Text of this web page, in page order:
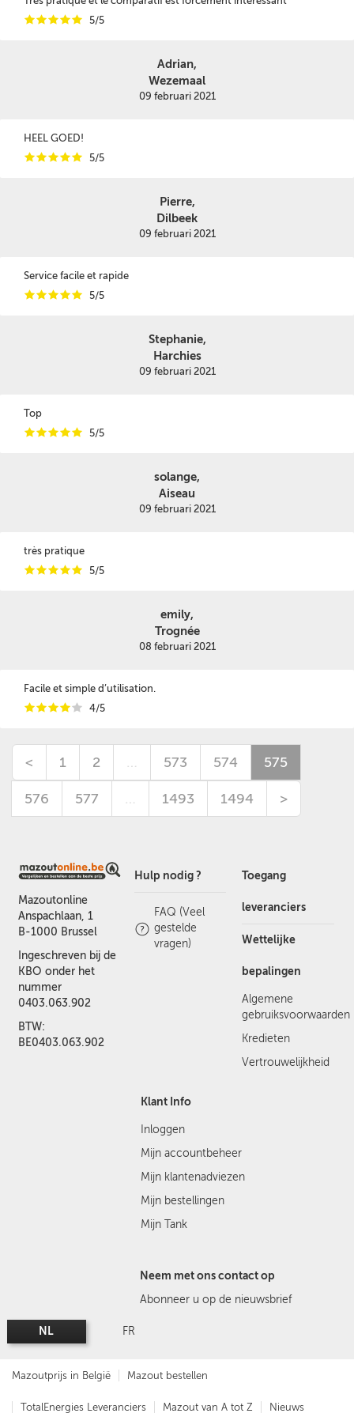
iiiii 5/5
Adrian,
Wezemaal
09 februari 2021
HEEL GOED!
iiiii 5/5
Pierre,
Dilbeek
09 februari 2021
Service facile et rapide
iiiii 5/5
Stephanie,
Harchies
09 februari 2021
Top
iiiii 5/5
solange,
Aiseau
09 februari 2021
très pratique
iiiii 5/5
emily,
Trognée
08 februari 2021
Facile et simple d’utilisation.
iiiii 4/5
< 1 2 … 573 574 575
576 577 … 1493 1494 >
Mazoutonline
Anspachlaan, 1
B-1000 Brussel
Ingeschreven bij de
KBO onder het
nummer
0403.063.902
BTW:
BE0403.063.902
Hulp nodig ?
FAQ (Veel
gestelde
vragen)
Toegang
leveranciers
Wettelijke
bepalingen
Algemene
gebruiksvoorwaarden
Kredieten
Vertrouwelijkheid
Klant Info
Inloggen
Mijn accountbeheer
Mijn klantenadviezen
Mijn bestellingen
Mijn Tank
Neem met ons contact op
Abonneer u op de nieuwsbrief
NL FR
Mazoutprijs in België Mazout bestellen
TotalEnergies Leveranciers Mazout van A tot Z Nieuws